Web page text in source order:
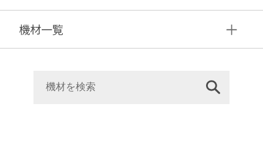
機材⼀覧